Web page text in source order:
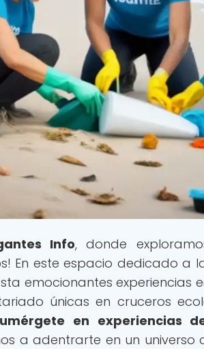
Info, donde
En este espacio dedicado a
emocionantes experiencias
únicas en cruceros
en experiencias
a adentrarte en un universo